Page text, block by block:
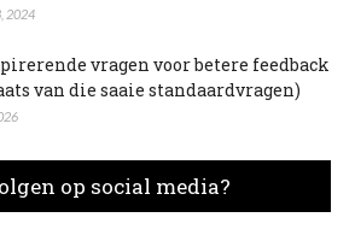
2024
vragen voor betere feedback
van die saaie standaardvragen)
op social media?